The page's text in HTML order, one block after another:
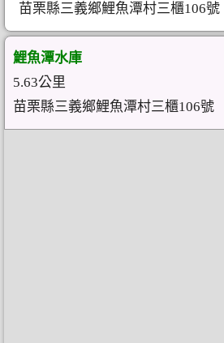
苗栗縣三義鄉鯉魚潭村三櫃106號
鯉魚潭水庫
5.63公里
苗栗縣三義鄉鯉魚潭村三櫃106號